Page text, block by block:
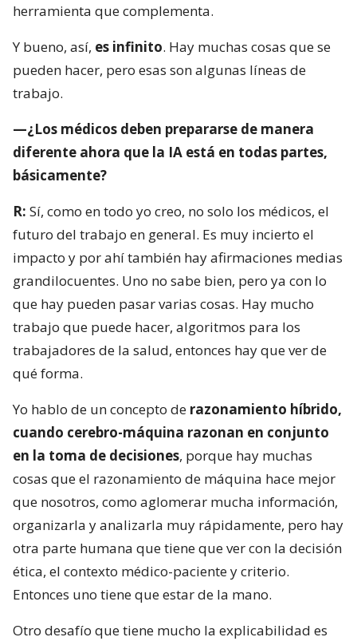
herramienta que complementa.
Y bueno, así, es infinito. Hay muchas cosas que se
pueden hacer, pero esas son algunas líneas de
trabajo.
—¿Los médicos deben prepararse de manera
diferente ahora que la IA está en todas partes,
básicamente?
R: Sí, como en todo yo creo, no solo los médicos, el
futuro del trabajo en general. Es muy incierto el
impacto y por ahí también hay afirmaciones medias
grandilocuentes. Uno no sabe bien, pero ya con lo
que hay pueden pasar varias cosas. Hay mucho
trabajo que puede hacer, algoritmos para los
trabajadores de la salud, entonces hay que ver de
qué forma.
Yo hablo de un concepto de razonamiento híbrido,
cuando cerebro-máquina razonan en conjunto
en la toma de decisiones, porque hay muchas
cosas que el razonamiento de máquina hace mejor
que nosotros, como aglomerar mucha información,
organizarla y analizarla muy rápidamente, pero hay
otra parte humana que tiene que ver con la decisión
ética, el contexto médico-paciente y criterio.
Entonces uno tiene que estar de la mano.
Otro desafío que tiene mucho la explicabilidad es